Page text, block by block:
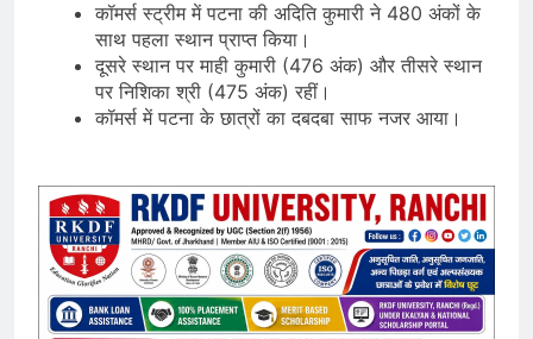
कॉमर्स स्ट्रीम में पटना की अदिति कुमारी ने 480 अंकों के
साथ पहला स्थान प्राप्त किया।
दूसरे स्थान पर माही कुमारी (476 अंक) और तीसरे स्थान
पर निशिका श्री (475 अंक) रहीं।
कॉमर्स में पटना के छात्रों का दबदबा साफ नजर आया।